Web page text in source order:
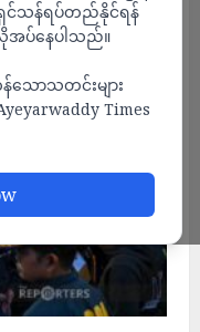
င်သန်ရပ်တည်နိုင်ရန်
ပ်နေပါသည်။
ောသတင်းများ
Times